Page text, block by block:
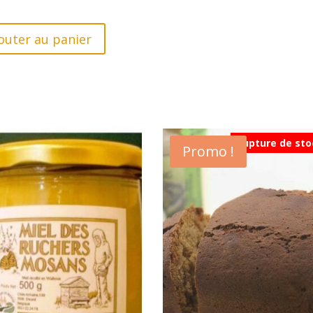
au panier
Promo ! Rupture de